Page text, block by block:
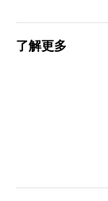
了解更多